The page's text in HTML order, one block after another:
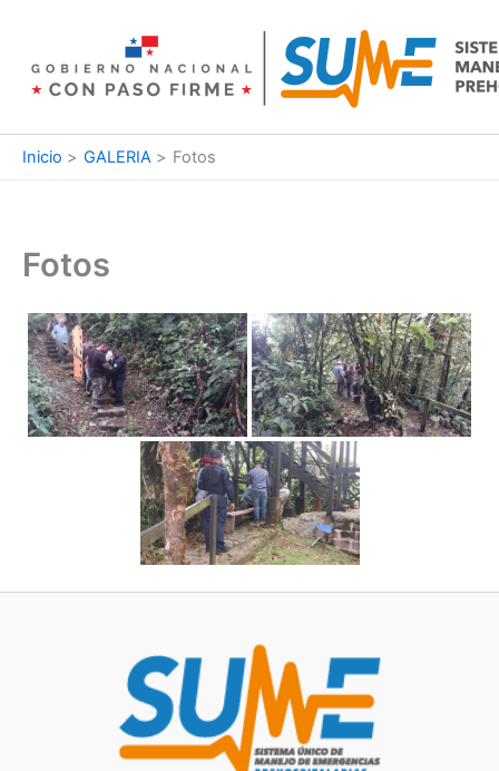
contenido
Inicio GALERIA Fotos
Fotos